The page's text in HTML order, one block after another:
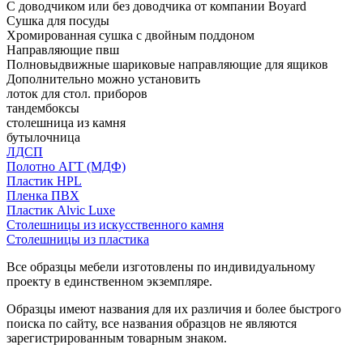
С доводчиком или без доводчика от компании Boyard
Сушка для посуды
Хромированная сушка с двойным поддоном
Направляющие пвш
Полновыдвижные шариковые направляющие для ящиков
Дополнительно можно установить
лоток для стол. приборов
тандембоксы
столешница из камня
бутылочница
ЛДСП
Полотно АГТ (МДФ)
Пластик HPL
Пленка ПВХ
Пластик Alvic Luxe
Столешницы из искусственного камня
Столешницы из пластика
Все образцы мебели изготовлены по индивидуальному
проекту в единственном экземпляре.
Образцы имеют названия для их различия и более быстрого
поиска по сайту, все названия образцов не являются
зарегистрированным товарным знаком.